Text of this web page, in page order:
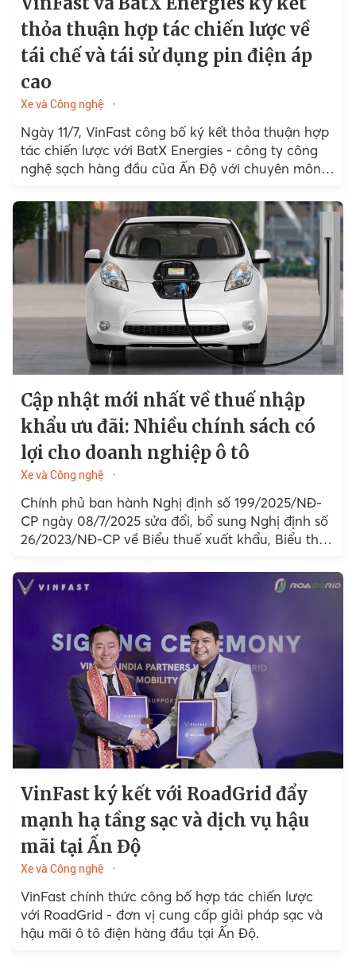
thỏa thuận hợp tác chiến lược về
tái chế và tái sử dụng pin điện áp
cao
Xe và Công nghệ
Ngày 11/7, VinFast công bố ký kết thỏa thuận hợp
tác chiến lược với BatX Energies - công ty công
nghệ sạch hàng đầu của Ấn Độ với chuyên môn
Cập nhật mới nhất về thuế nhập
khẩu ưu đãi: Nhiều chính sách có
lợi cho doanh nghiệp ô tô
Xe và Công nghệ
Chính phủ ban hành Nghị định số 199/2025/NĐ-
CP ngày 08/7/2025 sửa đổi, bổ sung Nghị định số
26/2023/NĐ-CP về Biểu thuế xuất khẩu, Biểu thuế
VinFast ký kết với RoadGrid đẩy
mạnh hạ tầng sạc và dịch vụ hậu
mãi tại Ấn Độ
Xe và Công nghệ
VinFast chính thức công bố hợp tác chiến lược
với RoadGrid - đơn vị cung cấp giải pháp sạc và
hậu mãi ô tô điện hàng đầu tại Ấn Độ.